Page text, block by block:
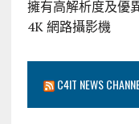
擁有高解析度及優
4K 網路攝影機
C4IT NEWS